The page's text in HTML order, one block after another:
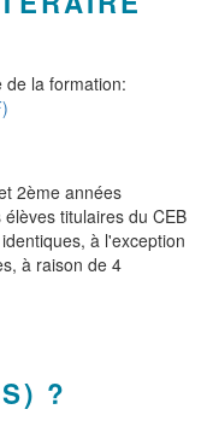
de la formation:
2ème années
titulaires du CEB
à l'exception
à raison de 4
?